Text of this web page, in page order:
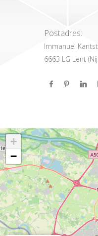
Postadres:
Immanuel
6663 LG Lent
+
−